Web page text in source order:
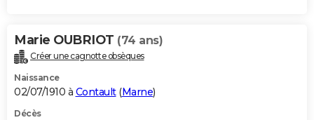
Marie OUBRIOT (74 ans)
Créer une cagnotte obsèques
Naissance
02/07/1910 à Contault(Marne)
Décès